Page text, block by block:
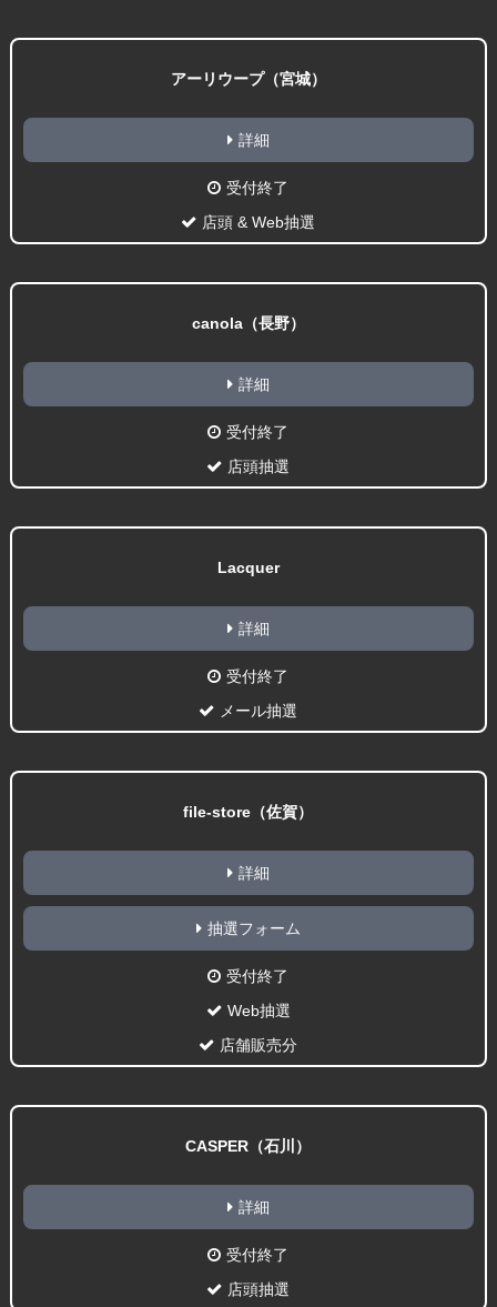
アーリウープ（宮城）
詳細
受付終了
店頭 & Web抽選
canola（長野）
詳細
受付終了
店頭抽選
Lacquer
詳細
受付終了
メール抽選
file-store（佐賀）
詳細
抽選フォーム
受付終了
Web抽選
店舗販売分
CASPER（石川）
詳細
受付終了
店頭抽選